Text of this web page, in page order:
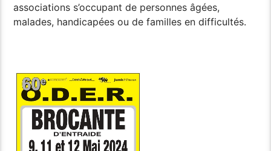
associations s’occupant de personnes âgées,
malades, handicapées ou de familles en difficultés.